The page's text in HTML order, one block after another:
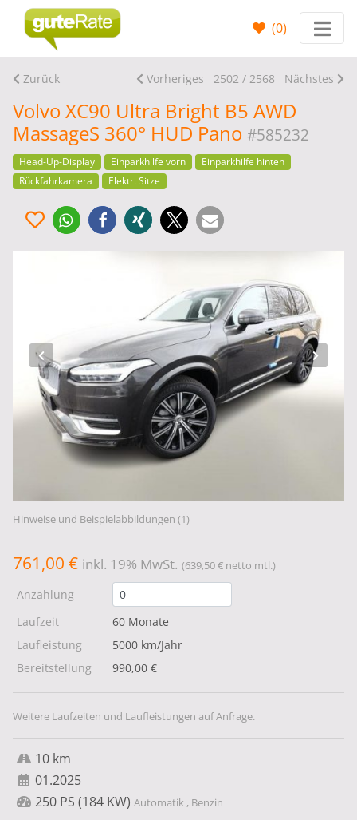
(0)
Zurück Vorheriges 2502 / 2568 Nächstes
Volvo XC90 Ultra Bright B5 AWD
MassageS 360° HUD Pano #585232
Head-Up-Display Einparkhilfe vorn
Einparkhilfe hinten
Rückfahrkamera
Elektr. Sitze
Hinweise und Beispielabbildungen (1)
761,00 € inkl. 19% MwSt. (639,50 € netto mtl.)
Anzahlung
Laufzeit
60 Monate
Laufleistung
5000 km/Jahr
Bereitstellung
990,00 €
Weitere Laufzeiten und Laufleistungen auf Anfrage.
10 km
01.2025
250 PS (184 KW) Automatik , Benzin